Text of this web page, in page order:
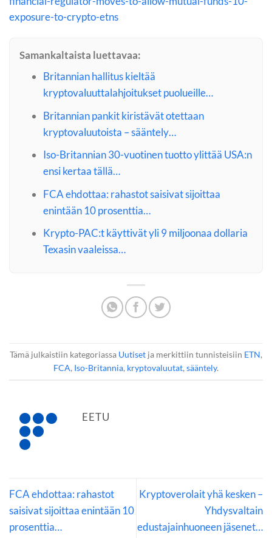
exposure-to-crypto-etns
Samankaltaista luettavaa:
Britannian hallitus kieltää
kryptovaluuttalahjoitukset puolueille…
Britannian pankit kiristävät otettaan
kryptovaluutoista – sääntely…
Iso-Britannian 30-vuotinen tuotto ylittää USA:n
ensi kertaa tällä…
FCA ehdottaa: rahastot saisivat sijoittaa
enintään 10 prosenttia…
Krypto-PAC:t käyttivät yli 9 miljoonaa dollaria
Texasin vaaleissa…
Tämä julkaistiin kategoriassa Uutiset ja merkittiin tunnisteisiin ETN,
FCA, Iso-Britannia, kryptovaluutat, sääntely.
EETU
FCA ehdottaa: rahastot
saisivat sijoittaa enintään 10
prosenttia…
Kryptoverolait yhä kesken –
Yhdysvaltain
edustajainhuoneen jäsenet…